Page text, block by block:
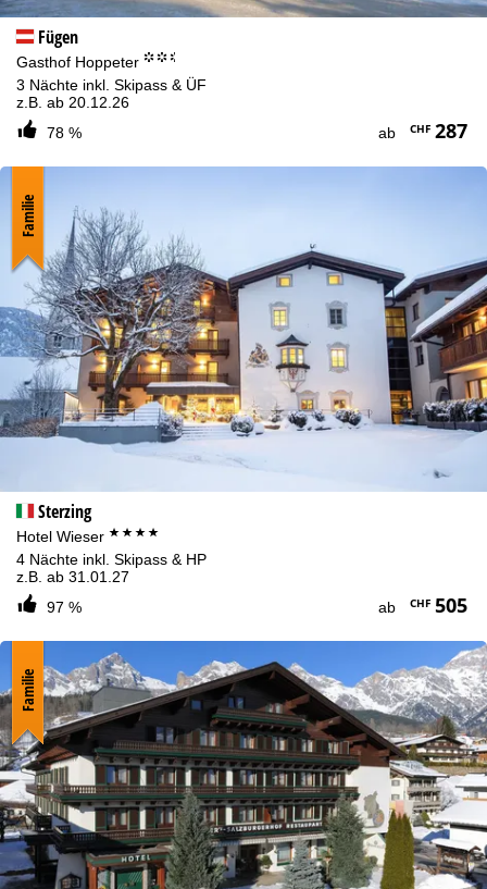
Fügen
Gasthof Hoppeter °°.
3 Nächte inkl. Skipass & ÜF
z.B. ab 20.12.26
78 %
ab CHF287
Sterzing
Hotel Wieser ****
4 Nächte inkl. Skipass & HP
z.B. ab 31.01.27
97 %
ab CHF505
Familie
Familie